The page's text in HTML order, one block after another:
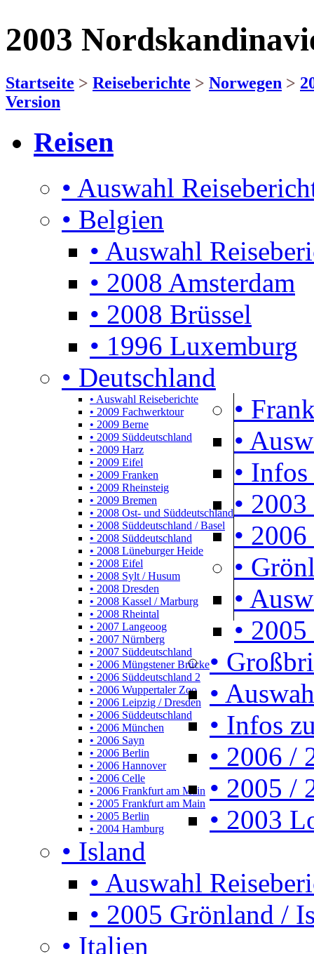
2003
Startseite > Reiseberichte > Norwegen >
Version
Reisen
• Auswahl
• Belgien
• Auswahl
• 2008 Amsterdam
• 2008 Brüssel
• 1996 Luxemburg
• Deutschland
• Auswahl Reiseberichte
• 2009 Fachwerktour
• 2009 Berne
• 2009 Süddeutschland
• 2009 Harz
• 2009 Eifel
• 2009 Franken
• 2009 Rheinsteig
• 2009 Bremen
• 2008 Ost- und Süddeutschland
• 2008 Süddeutschland / Basel
• 2008 Süddeutschland
• 2008 Lüneburger Heide
• 2008 Eifel
• 2008 Sylt / Husum
• 2008 Dresden
• 2008 Kassel / Marburg
• 2008 Rheintal
• 2007 Langeoog
• 2007 Nürnberg
• 2007 Süddeutschland
• 2006 Müngstener Brücke
• 2006 Süddeutschland 2
• 2006 Wuppertaler Zoo
• 2006 Leipzig / Dresden
• 2006 Süddeutschland
• 2006 München
• 2006 Sayn
• 2006 Berlin
• 2006 Hannover
• 2006 Celle
• 2006 Frankfurt am Main
• 2005 Frankfurt am Main
• 2005 Berlin
• 2004 Hamburg
•
•
•
•
•
•
•
•
•
•
• Infos
• 2006 /
• 2005 /
• 2003
• Island
• Auswahl
• 2005 Grönland /
• Italien